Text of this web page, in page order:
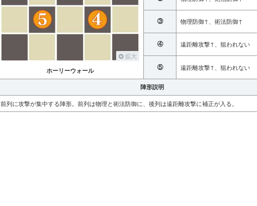
拡大
ホーリーウォール
③ 物理防御↑、術法防御↑
④ 遠距離攻撃↑、狙われない
⑤ 遠距離攻撃↑、狙われない
陣形説明
前列に攻撃が集中する陣形。前列は物理と術法防御に、後列は遠距離攻撃に補正が入る。